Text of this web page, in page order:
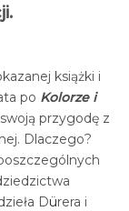
książki i
po Kolorze i
przygodę z
Dlaczego?
Dürera i